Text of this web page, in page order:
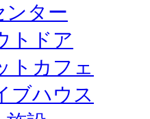
ンター
トドア
トカフェ
ブハウス